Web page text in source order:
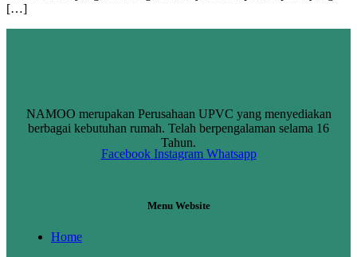
[…]
NAMOO merupakan Perusahaan UPVC yang menyediakan
berbagai kebutuhan rumah. Telah berpengalaman selama 16
Tahun.
Facebook Instagram Whatsapp
Menu Website
Home